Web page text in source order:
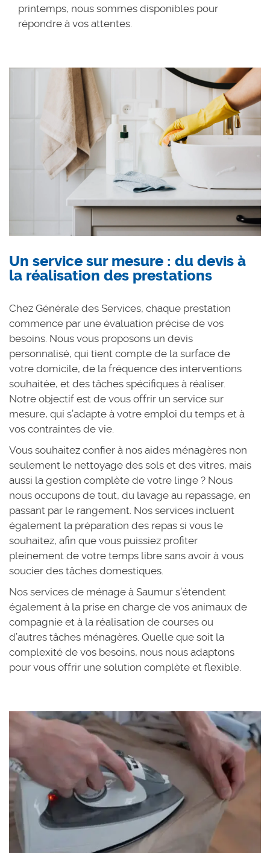
printemps, nous sommes disponibles pour
répondre à vos attentes.
Un service sur mesure : du devis à
la réalisation des prestations
Chez Générale des Services, chaque prestation
commence par une évaluation précise de vos
besoins. Nous vous proposons un devis
personnalisé, qui tient compte de la surface de
votre domicile, de la fréquence des interventions
souhaitée, et des tâches spécifiques à réaliser.
Notre objectif est de vous offrir un service sur
mesure, qui s’adapte à votre emploi du temps et à
vos contraintes de vie.
Vous souhaitez confier à nos aides ménagères non
seulement le nettoyage des sols et des vitres, mais
aussi la gestion complète de votre linge ? Nous
nous occupons de tout, du lavage au repassage, en
passant par le rangement. Nos services incluent
également la préparation des repas si vous le
souhaitez, afin que vous puissiez profiter
pleinement de votre temps libre sans avoir à vous
soucier des tâches domestiques.
Nos services de ménage à Saumur s’étendent
également à la prise en charge de vos animaux de
compagnie et à la réalisation de courses ou
d’autres tâches ménagères. Quelle que soit la
complexité de vos besoins, nous nous adaptons
pour vous offrir une solution complète et flexible.